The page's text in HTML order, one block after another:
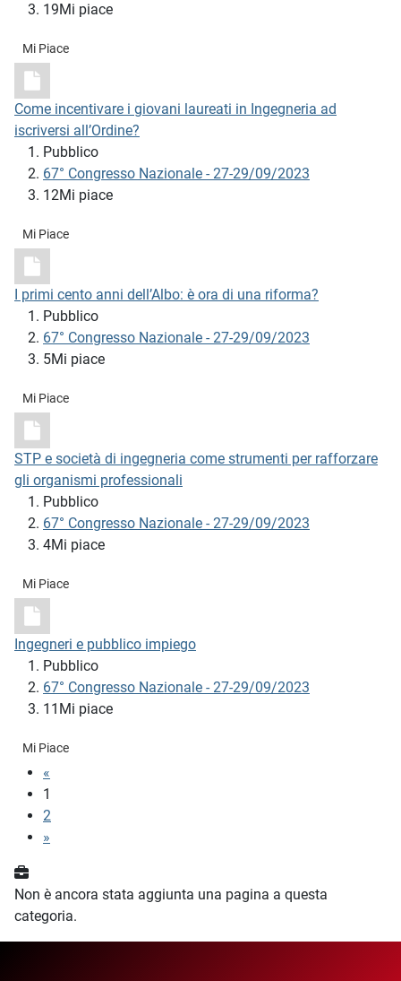
19Mi piace
Mi Piace
Come incentivare i giovani laureati in Ingegneria ad
iscriversi all’Ordine?
Pubblico
67° Congresso Nazionale - 27-29/09/2023
12Mi piace
Mi Piace
I primi cento anni dell’Albo: è ora di una riforma?
Pubblico
67° Congresso Nazionale - 27-29/09/2023
5Mi piace
Mi Piace
STP e società di ingegneria come strumenti per rafforzare
gli organismi professionali
Pubblico
67° Congresso Nazionale - 27-29/09/2023
4Mi piace
Mi Piace
Ingegneri e pubblico impiego
Pubblico
67° Congresso Nazionale - 27-29/09/2023
11Mi piace
Mi Piace
«
1
2
»
Non è ancora stata aggiunta una pagina a questa
categoria.